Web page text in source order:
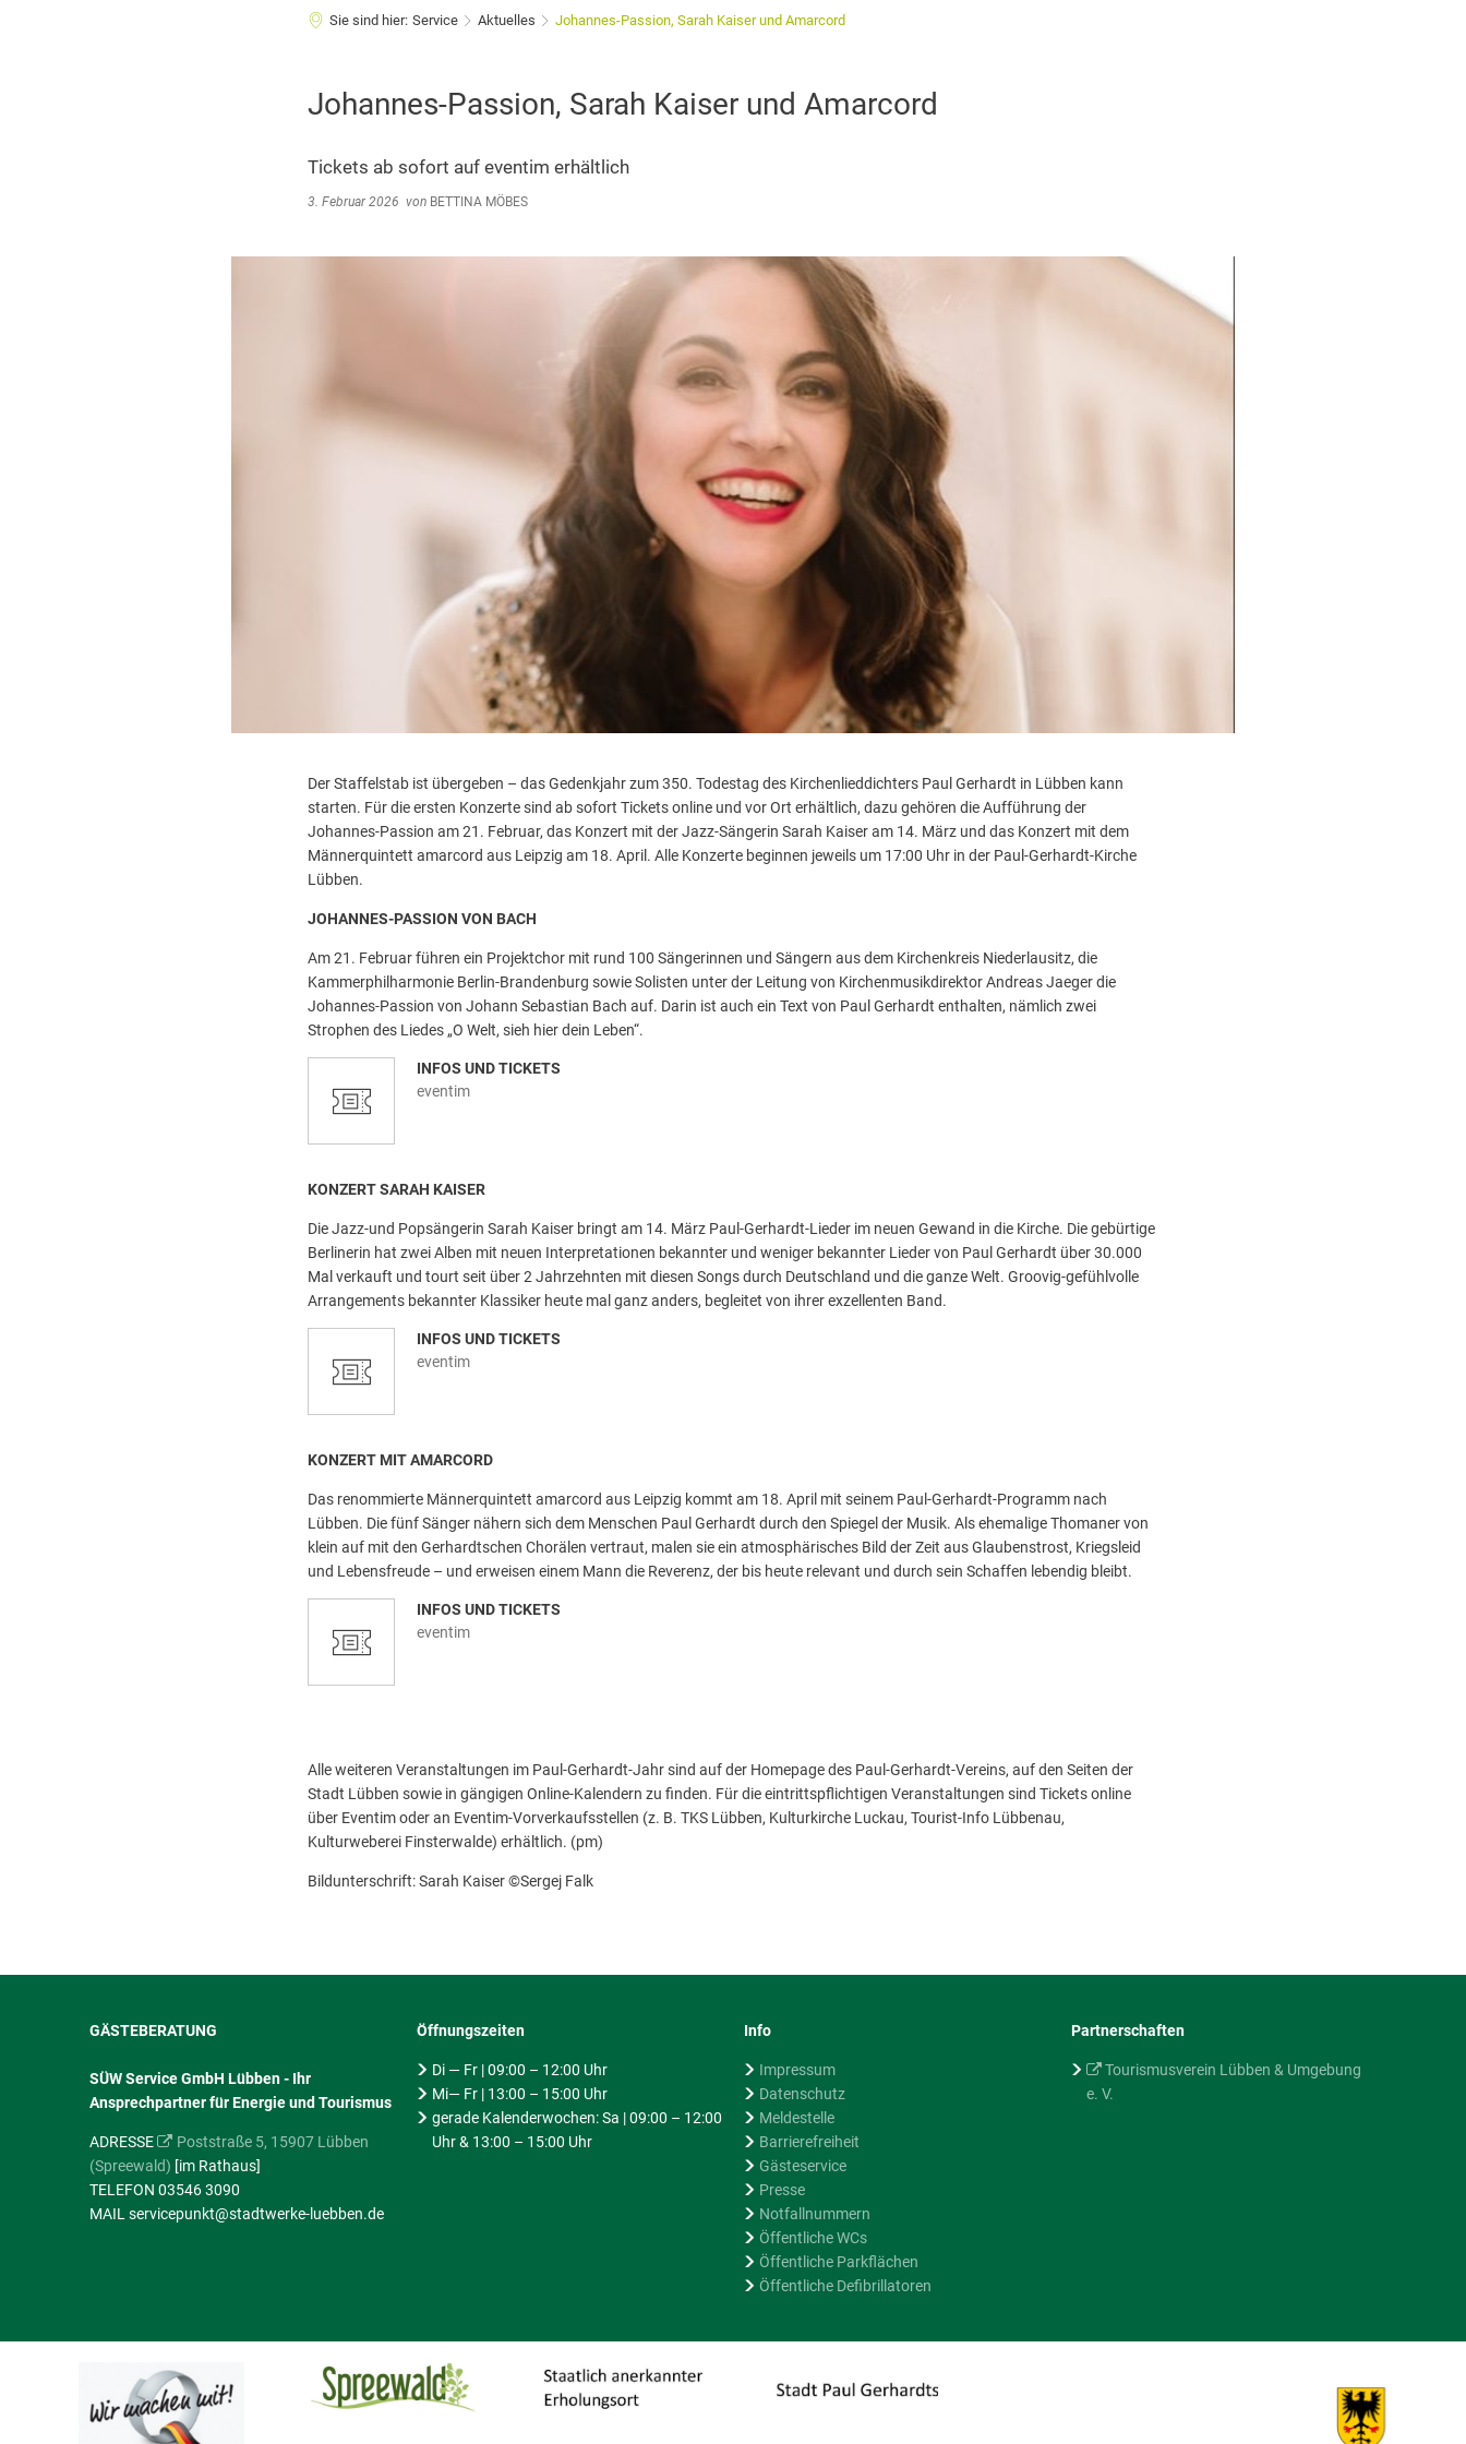
Sie sind hier: Service Aktuelles Johannes-Passion, Sarah Kaiser und Amarcord
Johannes-Passion, Sarah Kaiser und Amarcord
Tickets ab sofort auf eventim erhältlich
3. Februar 2026 von BETTINA MÖBES
Der Staffelstab ist übergeben – das Gedenkjahr zum 350. Todestag des Kirchenlieddichters Paul Gerhardt in Lübben kann
starten. Für die ersten Konzerte sind ab sofort Tickets online und vor Ort erhältlich, dazu gehören die Aufführung der
Johannes-Passion am 21. Februar, das Konzert mit der Jazz-Sängerin Sarah Kaiser am 14. März und das Konzert mit dem
Männerquintett amarcord aus Leipzig am 18. April. Alle Konzerte beginnen jeweils um 17:00 Uhr in der Paul-Gerhardt-Kirche
Lübben.
JOHANNES-PASSION VON BACH
Am 21. Februar führen ein Projektchor mit rund 100 Sängerinnen und Sängern aus dem Kirchenkreis Niederlausitz, die
Kammerphilharmonie Berlin-Brandenburg sowie Solisten unter der Leitung von Kirchenmusikdirektor Andreas Jaeger die
Johannes-Passion von Johann Sebastian Bach auf. Darin ist auch ein Text von Paul Gerhardt enthalten, nämlich zwei
Strophen des Liedes „O Welt, sieh hier dein Leben“.
INFOS UND TICKETS
eventim
KONZERT SARAH KAISER
Die Jazz-und Popsängerin Sarah Kaiser bringt am 14. März Paul-Gerhardt-Lieder im neuen Gewand in die Kirche. Die gebürtige
Berlinerin hat zwei Alben mit neuen Interpretationen bekannter und weniger bekannter Lieder von Paul Gerhardt über 30.000
Mal verkauft und tourt seit über 2 Jahrzehnten mit diesen Songs durch Deutschland und die ganze Welt. Groovig-gefühlvolle
Arrangements bekannter Klassiker heute mal ganz anders, begleitet von ihrer exzellenten Band.
INFOS UND TICKETS
eventim
KONZERT MIT AMARCORD
Das renommierte Männerquintett amarcord aus Leipzig kommt am 18. April mit seinem Paul-Gerhardt-Programm nach
Lübben. Die fünf Sänger nähern sich dem Menschen Paul Gerhardt durch den Spiegel der Musik. Als ehemalige Thomaner von
klein auf mit den Gerhardtschen Chorälen vertraut, malen sie ein atmosphärisches Bild der Zeit aus Glaubenstrost, Kriegsleid
und Lebensfreude – und erweisen einem Mann die Reverenz, der bis heute relevant und durch sein Schaffen lebendig bleibt.
INFOS UND TICKETS
eventim
Alle weiteren Veranstaltungen im Paul-Gerhardt-Jahr sind auf der Homepage des Paul-Gerhardt-Vereins, auf den Seiten der
Stadt Lübben sowie in gängigen Online-Kalendern zu finden. Für die eintrittspflichtigen Veranstaltungen sind Tickets online
über Eventim oder an Eventim-Vorverkaufsstellen (z. B. TKS Lübben, Kulturkirche Luckau, Tourist-Info Lübbenau,
Kulturweberei Finsterwalde) erhältlich. (pm)
Bildunterschrift: Sarah Kaiser ©Sergej Falk
GÄSTEBERATUNG
SÜW Service GmbH Lübben - Ihr
Ansprechpartner für Energie und Tourismus
ADRESSE
Poststraße 5, 15907 Lübben
(Spreewald) [im Rathaus]
TELEFON 03546 3090
MAIL servicepunkt@stadtwerke-luebben.de
Öffnungszeiten
Di — Fr | 09:00 – 12:00 Uhr
Mi— Fr | 13:00 – 15:00 Uhr
gerade Kalenderwochen: Sa | 09:00 – 12:00
Uhr & 13:00 – 15:00 Uhr
Info
Impressum
Datenschutz
Meldestelle
Barrierefreiheit
Gästeservice
Presse
Notfallnummern
Öffentliche WCs
Öffentliche Parkflächen
Öffentliche Defibrillatoren
Partnerschaften
Tourismusverein Lübben & Umgebung
e. V.